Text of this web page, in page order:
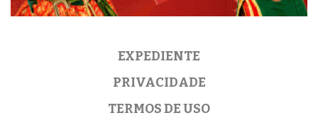
EXPEDIENTE
PRIVACIDADE
TERMOS DE USO